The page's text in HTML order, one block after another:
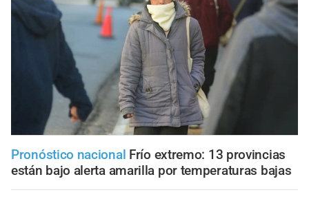
Pronóstico nacional Frío extremo: 13 provincias
están bajo alerta amarilla por temperaturas bajas